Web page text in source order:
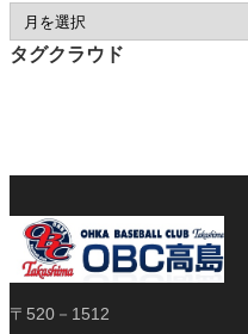
タグクラウド
〒520－1512